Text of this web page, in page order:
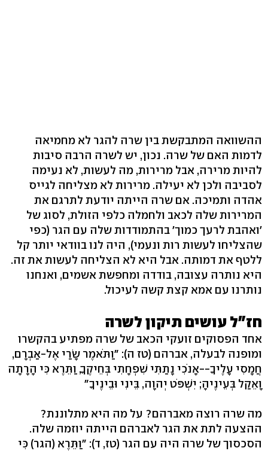
ההשוואה המתבקשת בין שרה להגר לא מחמיאה
לדמות האם של שרה. נכון, יש לשרה הרבה סיבות
להיות מרירה, אבל מרירות, מה לעשות, לא נעימה
לסביבה ולכן לא יעילה. מרירות לא מצליחה לגייס
אהדה ותמיכה. אם שרה הייתה יודעת לתרגם את
המרירות שלה לכאב ולחמלה כלפי הזולת, לסוג של
'ואהבת לרעך כמוך' בהתמודדות שלה עם הגר (כפי
שהצליחו לעשות רות ונעמי), היה לנו בוודאי יותר קל
ללטף את דמותה. אבל היא לא הצליחה לעשות את זה.
היא נותרה עצובה, בודדה ומחפשת אשמים, ואנחנו
נותרנו עם אמא קצת קשה לעיכול.
חז"ל עושים תיקון לשרה
אחד הפסוקים זועקי הכאב של שרה מפתיע בהקשרו
ומופנה לבעלה, אברהם (טז ה): "וַתֹּאמֶר שָׂרַי אֶל-אַבְרָם,
חֲמָסִי עָלֶיךָ--אָנֹכִי נָתַתִּי שִׁפְחָתִי בְּחֵיקֶךָ, וַתֵּרֶא כִּי הָרָתָה
וָאֵקַל בְּעֵינֶיהָ; יִשְׁפֹּט יְהוָה, בֵּינִי וּבֵינֶיךָ"
מה שרה רוצה מאברהם? על מה היא מתלוננת?
ההצעה לתת את הגר לאברהם הייתה יוזמה שלה.
הסכסוך של שרה היה עם הגר (טז, ד): "וַתֵּרֶא (הגר) כִּי